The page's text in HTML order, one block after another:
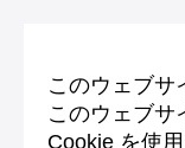
このウェブサ
このウェブサ
Cookie を使